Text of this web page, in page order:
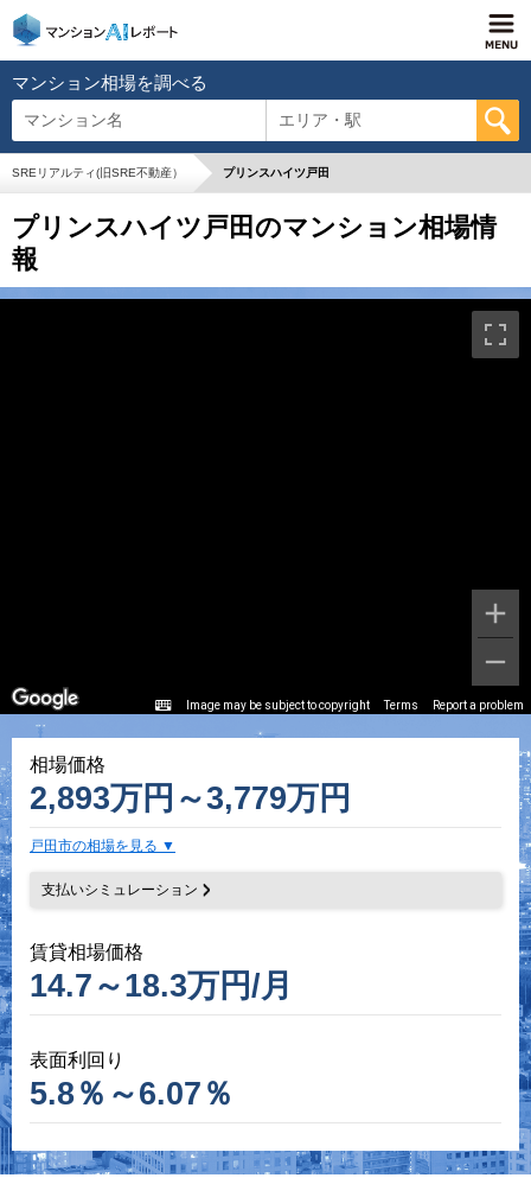
マンション相場を調べる
マンション名 エリア・駅
SREリアルティ(旧SRE不動産） プリンスハイツ戸田
プリンスハイツ戸田のマンション相場情
報
相場価格
2,893万円～3,779万円
戸田市の相場を見る
支払いシミュレーション
賃貸相場価格
14.7～18.3万円/月
表面利回り
5.8％～6.07％
Image may be subject to copyright Terms Report a problem